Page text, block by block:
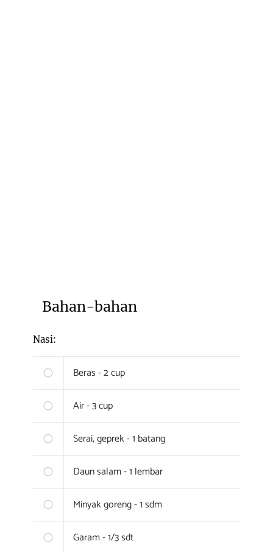
Bahan-bahan
Nasi:
Beras - 2 cup
Air - 3 cup
Serai, geprek - 1 batang
Daun salam - 1 lembar
Minyak goreng - 1 sdm
Garam - 1/3 sdt